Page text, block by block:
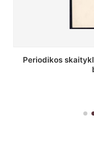
Stepono Batoro